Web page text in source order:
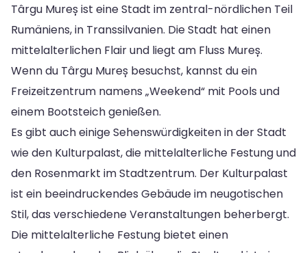
Târgu Mureș ist eine Stadt im zentral-nördlichen Teil
Rumäniens, in Transsilvanien. Die Stadt hat einen
mittelalterlichen Flair und liegt am Fluss Mureș.
Wenn du Târgu Mureș besuchst, kannst du ein
Freizeitzentrum namens „Weekend“ mit Pools und
einem Bootsteich genießen.
Es gibt auch einige Sehenswürdigkeiten in der Stadt
wie den Kulturpalast, die mittelalterliche Festung und
den Rosenmarkt im Stadtzentrum. Der Kulturpalast
ist ein beeindruckendes Gebäude im neugotischen
Stil, das verschiedene Veranstaltungen beherbergt.
Die mittelalterliche Festung bietet einen